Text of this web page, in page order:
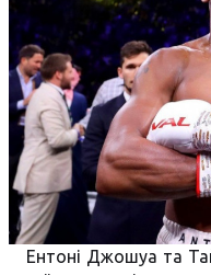
Ентоні Джошуа та